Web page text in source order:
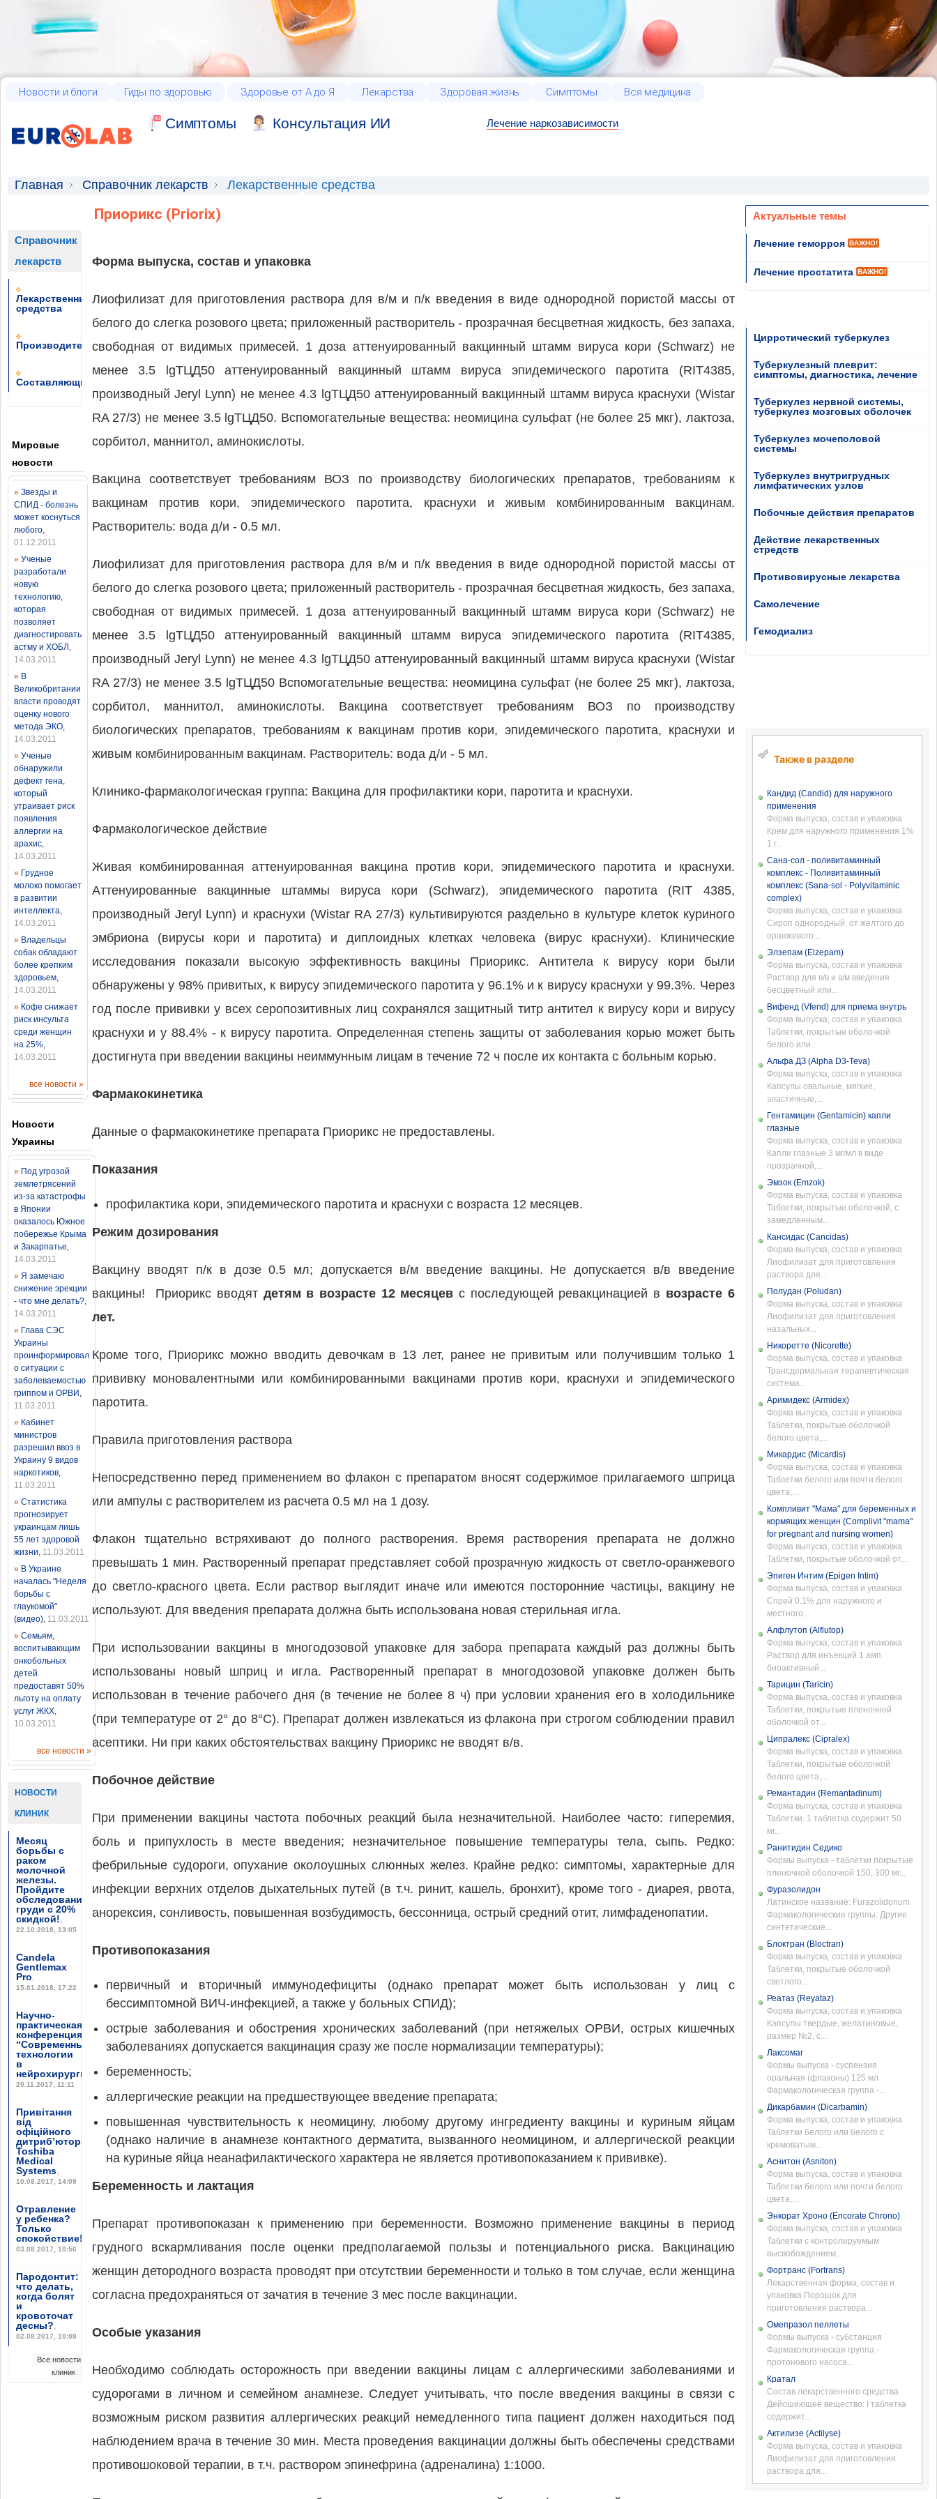
Новости и блоги Гиды по здоровью Здоровье от А до Я Лекарства Здоровая жизнь Симптомы Вся медицина
Cимптомы Консультация ИИ Лечение наркозависимости
Главная Справочник лекарств Лекарственные средства
Справочник
лекарств
Лекарственные
средства
Производители
Составляющие
Мировые
новости
» Звезды и
СПИД - болезнь
может коснуться
любого,
01.12.2011
» Ученые
разработали
новую
технологию,
которая
позволяет
диагностировать
астму и ХОБЛ ,
14.03.2011
» В
Великобритании
власти проводят
оценку нового
метода ЭКО,
14.03.2011
» Ученые
обнаружили
дефект гена,
который
утраивает риск
появления
аллергии на
арахис,
14.03.2011
» Грудное
молоко помогает
в развитии
интеллекта,
14.03.2011
» Владельцы
собак обладают
более крепким
здоровьем,
14.03.2011
» Кофе снижает
риск инсульта
среди женщин
на 25%,
14.03.2011
все новости »
Новости
Украины
» Под угрозой
землетрясений
из-за катастрофы
в Японии
оказалось Южное
побережье Крыма
и Закарпатье,
14.03.2011
» Я замечаю
снижение эрекции
- что мне делать?,
14.03.2011
» Глава СЭС
Украины
проинформировал
о ситуации с
заболеваемостью
гриппом и ОРВИ ,
11.03.2011
» Кабинет
министров
разрешил ввоз в
Украину 9 видов
наркотиков,
11.03.2011
» Статистика
прогнозирует
украинцам лишь
55 лет здоровой
жизни, 11.03.2011
» В Украине
началась "Неделя
борьбы с
глаукомой"
(видео), 11.03.2011
» Семьям,
воспитывающим
онкобольных
детей
предоставят 50%
льготу на оплату
услуг ЖКХ,
10.03.2011
все новости »
НОВОСТИ
КЛИНИК
Месяц
борьбы с
раком
молочной
железы.
Пройдите
обследование
груди с 20%
скидкой!,
22.10.2018, 13:05
Candela
Gentlemax
Pro,
15.01.2018, 17:22
Научно-
практическая
конференция
“Современные
технологии
в
нейрохирургии”
20.11.2017, 11:11
Привітання
від
офіційного
дитриб’ютора
Toshiba
Medical
Systems,
10.08.2017, 14:09
Отравление
у ребенка?
Только
спокойствие!
03.08.2017, 10:56
Пародонтит:
что делать,
когда болят
и
кровоточат
десны?,
02.08.2017, 10:08
Все новости
клиник
Приорикс (Priorix)
Форма выпуска, состав и упаковка
Лиофилизат для приготовления раствора для в/м и п/к введения в виде однородной пористой массы от
белого до слегка розового цвета; приложенный растворитель - прозрачная бесцветная жидкость, без запаха,
свободная от видимых примесей. 1 доза аттенуированный вакцинный штамм вируса кори (Schwarz) не
менее 3.5 lgТЦД50 аттенуированный вакцинный штамм вируса эпидемического паротита (RIT4385,
производный Jeryl Lynn) не менее 4.3 lgТЦД50 аттенуированный вакцинный штамм вируса краснухи (Wistar
RA 27/3) не менее 3.5 lgТЦД50. Вспомогательные вещества: неомицина сульфат (не более 25 мкг), лактоза,
сорбитол, маннитол, аминокислоты.
Вакцина соответствует требованиям ВОЗ по производству биологических препаратов, требованиям к
вакцинам против кори, эпидемического паротита, краснухи и живым комбинированным вакцинам.
Растворитель: вода д/и - 0.5 мл.
Лиофилизат для приготовления раствора для в/м и п/к введения в виде однородной пористой массы от
белого до слегка розового цвета; приложенный растворитель - прозрачная бесцветная жидкость, без запаха,
свободная от видимых примесей. 1 доза аттенуированный вакцинный штамм вируса кори (Schwarz) не
менее 3.5 lgТЦД50 аттенуированный вакцинный штамм вируса эпидемического паротита (RIT4385,
производный Jeryl Lynn) не менее 4.3 lgТЦД50 аттенуированный вакцинный штамм вируса краснухи (Wistar
RA 27/3) не менее 3.5 lgТЦД50 Вспомогательные вещества: неомицина сульфат (не более 25 мкг), лактоза,
сорбитол, маннитол, аминокислоты. Вакцина соответствует требованиям ВОЗ по производству
биологических препаратов, требованиям к вакцинам против кори, эпидемического паротита, краснухи и
живым комбинированным вакцинам. Растворитель: вода д/и - 5 мл.
Клинико-фармакологическая группа: Вакцина для профилактики кори, паротита и краснухи.
Фармакологическое действие
Живая комбинированная аттенуированная вакцина против кори, эпидемического паротита и краснухи.
Аттенуированные вакцинные штаммы вируса кори (Schwarz), эпидемического паротита (RIT 4385,
производный Jeryl Lynn) и краснухи (Wistar RA 27/3) культивируются раздельно в культуре клеток куриного
эмбриона (вирусы кори и паротита) и диплоидных клетках человека (вирус краснухи). Клинические
исследования показали высокую эффективность вакцины Приорикс. Антитела к вирусу кори были
обнаружены у 98% привитых, к вирусу эпидемического паротита у 96.1% и к вирусу краснухи у 99.3%. Через
год после прививки у всех серопозитивных лиц сохранялся защитный титр антител к вирусу кори и вирусу
краснухи и у 88.4% - к вирусу паротита. Определенная степень защиты от заболевания корью может быть
достигнута при введении вакцины неиммунным лицам в течение 72 ч после их контакта с больным корью.
Фармакокинетика
Данные о фармакокинетике препарата Приорикс не предоставлены.
Показания
профилактика кори, эпидемического паротита и краснухи с возраста 12 месяцев.
Режим дозирования
Вакцину вводят п/к в дозе 0.5 мл; допускается в/м введение вакцины. Не допускается в/в введение
вакцины! Приорикс вводят детям в возрасте 12 месяцевс последующей ревакцинацией в возрасте 6
лет.
Кроме того, Приорикс можно вводить девочкам в 13 лет, ранее не привитым или получившим только 1
прививку моновалентными или комбинированными вакцинами против кори, краснухи и эпидемического
паротита.
Правила приготовления раствора
Непосредственно перед применением во флакон с препаратом вносят содержимое прилагаемого шприца
или ампулы с растворителем из расчета 0.5 мл на 1 дозу.
Флакон тщательно встряхивают до полного растворения. Время растворения препарата не должно
превышать 1 мин. Растворенный препарат представляет собой прозрачную жидкость от светло-оранжевого
до светло-красного цвета. Если раствор выглядит иначе или имеются посторонние частицы, вакцину не
используют. Для введения препарата должна быть использована новая стерильная игла.
При использовании вакцины в многодозовой упаковке для забора препарата каждый раз должны быть
использованы новый шприц и игла. Растворенный препарат в многодозовой упаковке должен быть
использован в течение рабочего дня (в течение не более 8 ч) при условии хранения его в холодильнике
(при температуре от 2° до 8°С). Препарат должен извлекаться из флакона при строгом соблюдении правил
асептики. Ни при каких обстоятельствах вакцину Приорикс не вводят в/в.
Побочное действие
При применении вакцины частота побочных реакций была незначительной. Наиболее часто: гиперемия,
боль и припухлость в месте введения; незначительное повышение температуры тела, сыпь. Редко:
фебрильные судороги, опухание околоушных слюнных желез. Крайне редко: симптомы, характерные для
инфекции верхних отделов дыхательных путей (в т.ч. ринит, кашель, бронхит), кроме того - диарея, рвота,
анорексия, сонливость, повышенная возбудимость, бессонница, острый средний отит, лимфаденопатии.
Противопоказания
первичный и вторичный иммунодефициты (однако препарат может быть использован у лиц с
бессимптомной ВИЧ-инфекцией, а также у больных СПИД);
острые заболевания и обострения хронических заболеваний (при нетяжелых ОРВИ, острых кишечных
заболеваниях допускается вакцинация сразу же после нормализации температуры);
беременность;
аллергические реакции на предшествующее введение препарата;
повышенная чувствительность к неомицину, любому другому ингредиенту вакцины и куриным яйцам
(однако наличие в анамнезе контактного дерматита, вызванного неомицином, и аллергической реакции
на куриные яйца неанафилактического характера не является противопоказанием к прививке).
Беременность и лактация
Препарат противопоказан к применению при беременности. Возможно применение вакцины в период
грудного вскармливания после оценки предполагаемой пользы и потенциального риска. Вакцинацию
женщин детородного возраста проводят при отсутствии беременности и только в том случае, если женщина
согласна предохраняться от зачатия в течение 3 мес после вакцинации.
Особые указания
Необходимо соблюдать осторожность при введении вакцины лицам с аллергическими заболеваниями и
судорогами в личном и семейном анамнезе. Следует учитывать, что после введения вакцины в связи с
возможным риском развития аллергических реакций немедленного типа пациент должен находиться под
наблюдением врача в течение 30 мин. Места проведения вакцинации должны быть обеспечены средствами
противошоковой терапии, в т.ч. раствором эпинефрина (адреналина) 1:1000.
Актуальные темы
Лечение геморроя ВАЖНО!
Лечение простатита ВАЖНО!
Цирротический туберкулез
Туберкулезный плеврит:
симптомы, диагностика, лечение
Туберкулез нервной системы,
туберкулез мозговых оболочек
Туберкулез мочеполовой
системы
Туберкулез внутригрудных
лимфатических узлов
Побочные действия препаратов
Действие лекарственных
стредств
Противовирусные лекарства
Самолечение
Гемодиализ
Также в разделе
Кандид (Candid) для наружного
применения
Форма выпуска, состав и упаковка
Крем для наружного применения 1%
1 г...
Сана-сол - поливитаминный
комплекс - Поливитаминный
комплекс (Sana-sol - Polyvitaminic
complex)
Форма выпуска, состав и упаковка
Сироп однородный, от желтого до
оранжевого...
Элзепам (Elzepam)
Форма выпуска, состав и упаковка
Раствор для в/в и в/м введения
бесцветный или...
Вифенд (Vfend) для приема внутрь
Форма выпуска, состав и упаковка
Таблетки, покрытые оболочкой
белого или...
Альфа ДЗ (Alpha D3-Teva)
Форма выпуска, состав и упаковка
Капсулы овальные, мягкие,
эластичные,...
Гентамицин (Gentamicin) капли
глазные
Форма выпуска, состав и упаковка
Капли глазные 3 мг/мл в виде
прозрачной,...
Эмзок (Emzok)
Форма выпуска, состав и упаковка
Таблетки, покрытые оболочкой, с
замедленным...
Кансидас (Cancidas)
Форма выпуска, состав и упаковка
Лиофилизат для приготовления
раствора для...
Полудан (Poludan)
Форма выпуска, состав и упаковка
Лиофилизат для приготовления
назальных...
Никоретте (Nicorette)
Форма выпуска, состав и упаковка
Трансдермальная терапевтическая
система...
Аримидекс (Armidex)
Форма выпуска, состав и упаковка
Таблетки, покрытые оболочкой
белого цвета,...
Микардис (Micardis)
Форма выпуска, состав и упаковка
Таблетки белого или почти белого
цвета,...
Компливит "Мама" для беременных и
кормящих женщин (Complivit "mama"
for pregnant and nursing women)
Форма выпуска, состав и упаковка
Таблетки, покрытые оболочкой от...
Эпиген Интим (Epigen Intim)
Форма выпуска, состав и упаковка
Спрей 0.1% для наружного и
местного...
Алфлутоп (Alflutop)
Форма выпуска, состав и упаковка
Раствор для инъекций 1 амп.
биоактивный...
Тарицин (Taricin)
Форма выпуска, состав и упаковка
Таблетки, покрытые пленочной
оболочкой от...
Ципралекс (Cipralex)
Форма выпуска, состав и упаковка
Таблетки, покрытые оболочкой
белого цвета,...
Ремантадин (Remantadinum)
Форма выпуска, состав и упаковка
Таблетки. 1 таблетка содержит 50
мг...
Ранитидин Седико
Формы выпуска - таблетки покрытые
пленочной оболочкой 150, 300 мг...
Фуразолидон
Латинское название: Furazolidonum
Фармакологические группы: Другие
синтетические...
Блоктран (Bloctran)
Форма выпуска, состав и упаковка
Таблетки, покрытые оболочкой
светлого...
Реатаз (Reyataz)
Форма выпуска, состав и упаковка
Капсулы твердые, желатиновые,
размер №2, с...
Лаксомаг
Формы выпуска - суспензия
оральная (флаконы) 125 мл
Фармакологическая группа -...
Дикарбамин (Dicarbamin)
Форма выпуска, состав и упаковка
Таблетки белого или белого с
кремоватым...
Аснитон (Asniton)
Форма выпуска, состав и упаковка
Таблетки белого или почти белого
цвета,...
Энкорат Хроно (Encorate Chrono)
Форма выпуска, состав и упаковка
Таблетки с контролируемым
высвобождением,...
Фортранс (Fortrans)
Лекарственная форма, состав и
упаковка Порошок для
приготовления раствора...
Омепразол пеллеты
Формы выпуска - субстанция
Фармакологическая группа -
протонового насоса...
Кратал
Состав лекарственного средства
Дейошиющеё вещество: I таблетка
содержит...
Актилизе (Actilyse)
Форма выпуска, состав и упаковка
Лиофилизат для приготовления
раствора для...